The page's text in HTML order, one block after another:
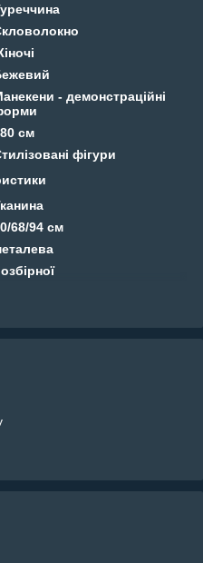
- демонстраційні
см
фігури
68/94 см